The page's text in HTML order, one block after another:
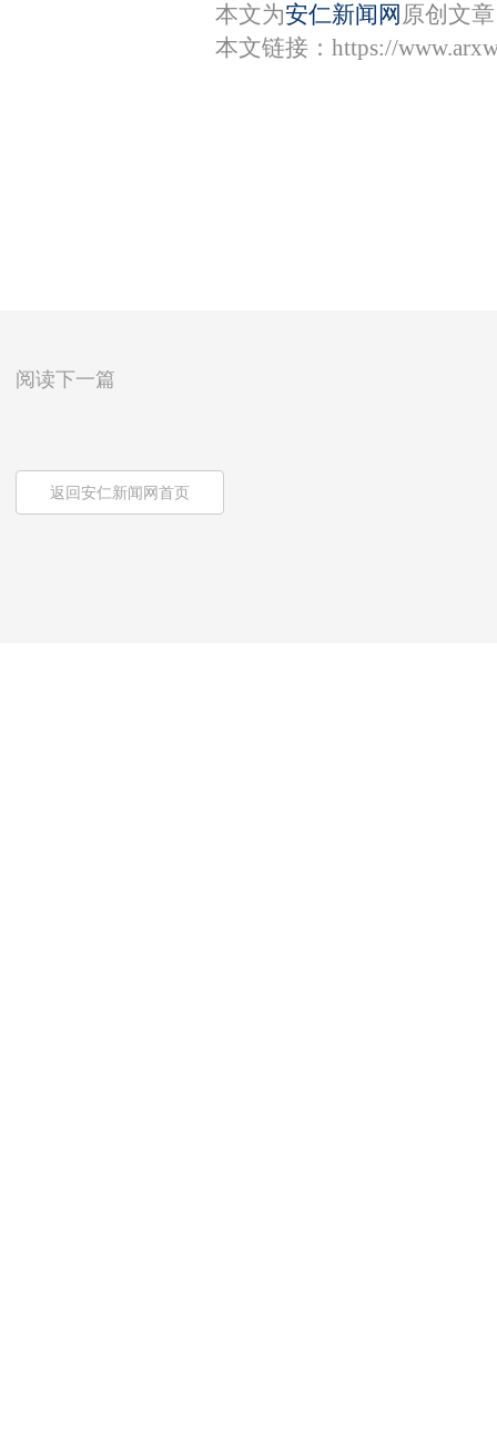
本文为安仁新闻网 原创文
本文链接： https://
阅读下一篇
返回安仁新闻网首页